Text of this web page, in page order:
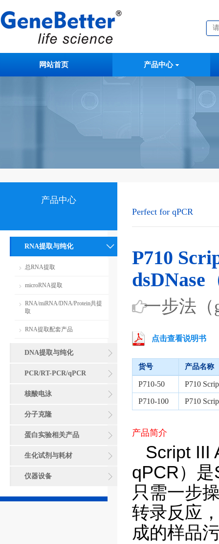
网站首页 产品中心
产品中心
RNA提取与纯化
总RNA提取
microRNA提取
RNA/miRNA/DNA/Protein共提
取
RNA提取配套产品
DNA提取与纯化
PCR/RT-PCR/qPCR
核酸电泳
分子克隆
蛋白实验相关产品
生化试剂与耗材
仪器设备
Perfect for qPCR
P710
一步法
点击查看说明书
货号 产品名称
P710-50 P710
P710-100 P710
产品简介
Script III
qPCR）
只需一步
转录反应
成的样品